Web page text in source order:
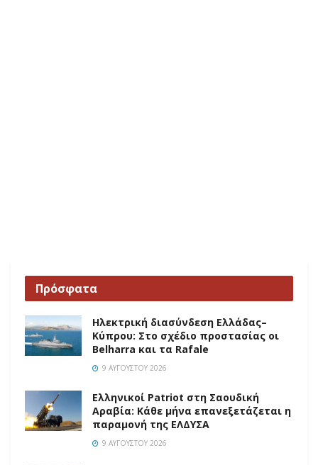
Πρόσφατα
Ηλεκτρική διασύνδεση Ελλάδας–
Κύπρου: Στο σχέδιο προστασίας οι
Belharra και τα Rafale
9 ΑΥΓΟΎΣΤΟΥ 2026
Ελληνικοί Patriot στη Σαουδική
Αραβία: Κάθε μήνα επανεξετάζεται η
παραμονή της ΕΛΔΥΣΑ
9 ΑΥΓΟΎΣΤΟΥ 2026